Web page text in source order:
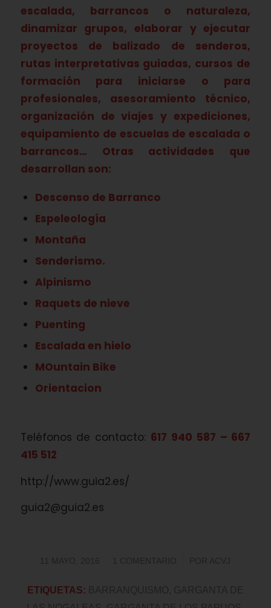
escalada, barrancos o naturaleza,
dinamizar grupos, elaborar y ejecutar
proyectos de balizado de senderos,
rutas interpretativas guiadas, cursos de
formación para iniciarse o para
profesionales, asesoramiento técnico,
organización de viajes y expediciones,
equipamiento de escuelas de escalada o
barrancos… Otras actividades que
desarrollan son:
Descenso de Barranco
Espeleología
Montaña
Senderismo.
Alpinismo
Raquets de nieve
Puenting
Escalada en hielo
MOuntain Bike
Orientacion
Teléfonos de contacto: 617 940 587 – 667
415 512
http://www.guia2.es/
guia2@guia2.es
ETIQUETAS: